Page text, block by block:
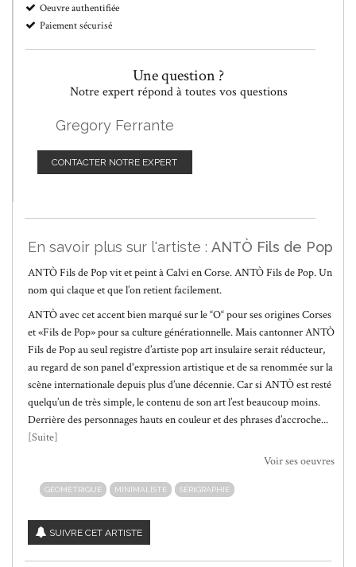
Oeuvre authentifiée
Paiement sécurisé
Une question ?
Notre expert répond à toutes vos questions
Gregory Ferrante
CONTACTER NOTRE EXPERT
En savoir plus sur l'artiste : ANTÒ Fils de Pop
ANTÒ Fils de Pop vit et peint à Calvi en Corse. ANTÒ Fils de Pop. Un
nom qui claque et que l’on retient facilement.
ANTÒ avec cet accent bien marqué sur le “O“ pour ses origines Corses
et «Fils de Pop» pour sa culture générationnelle. Mais cantonner ANTÒ
Fils de Pop au seul registre d’artiste pop art insulaire serait réducteur,
au regard de son panel d'expression artistique et de sa renommée sur la
scène internationale depuis plus d’une décennie. Car si ANTÒ est resté
quelqu’un de très simple, le contenu de son art l’est beaucoup moins.
Derrière des personnages hauts en couleur et des phrases d’accroche...
[Suite]
Voir ses oeuvres
GEOMETRIQUE MINIMALISTE SÉRIGRAPHIE
SUIVRE CET ARTISTE